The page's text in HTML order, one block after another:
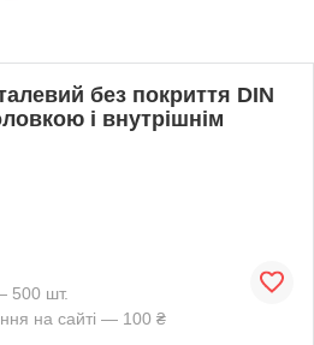
без покриття DIN
і внутрішнім
500 шт.
на сайті — 100 ₴